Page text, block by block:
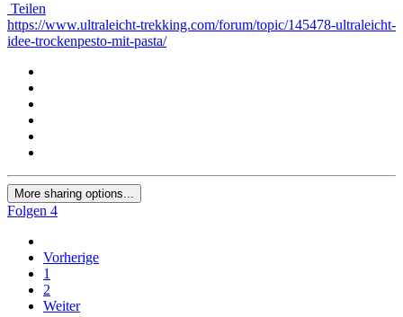
Teilen
https://www.ultraleicht-trekking.com/forum/topic/145478-ultraleicht-
idee-trockenpesto-mit-pasta/
More sharing options...
Folgen 4
Vorherige
1
2
Weiter